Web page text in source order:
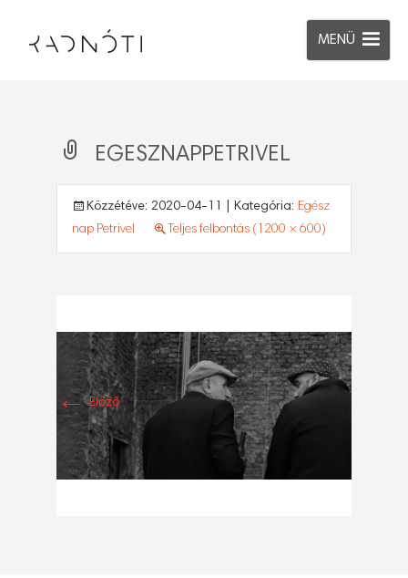
MENÜ
EGESZNAPPETRIVEL
Közzétéve: 2020-04-11 | Kategória: Egész
nap Petrivel
Teljes felbontás (1200 × 600)
←Előző